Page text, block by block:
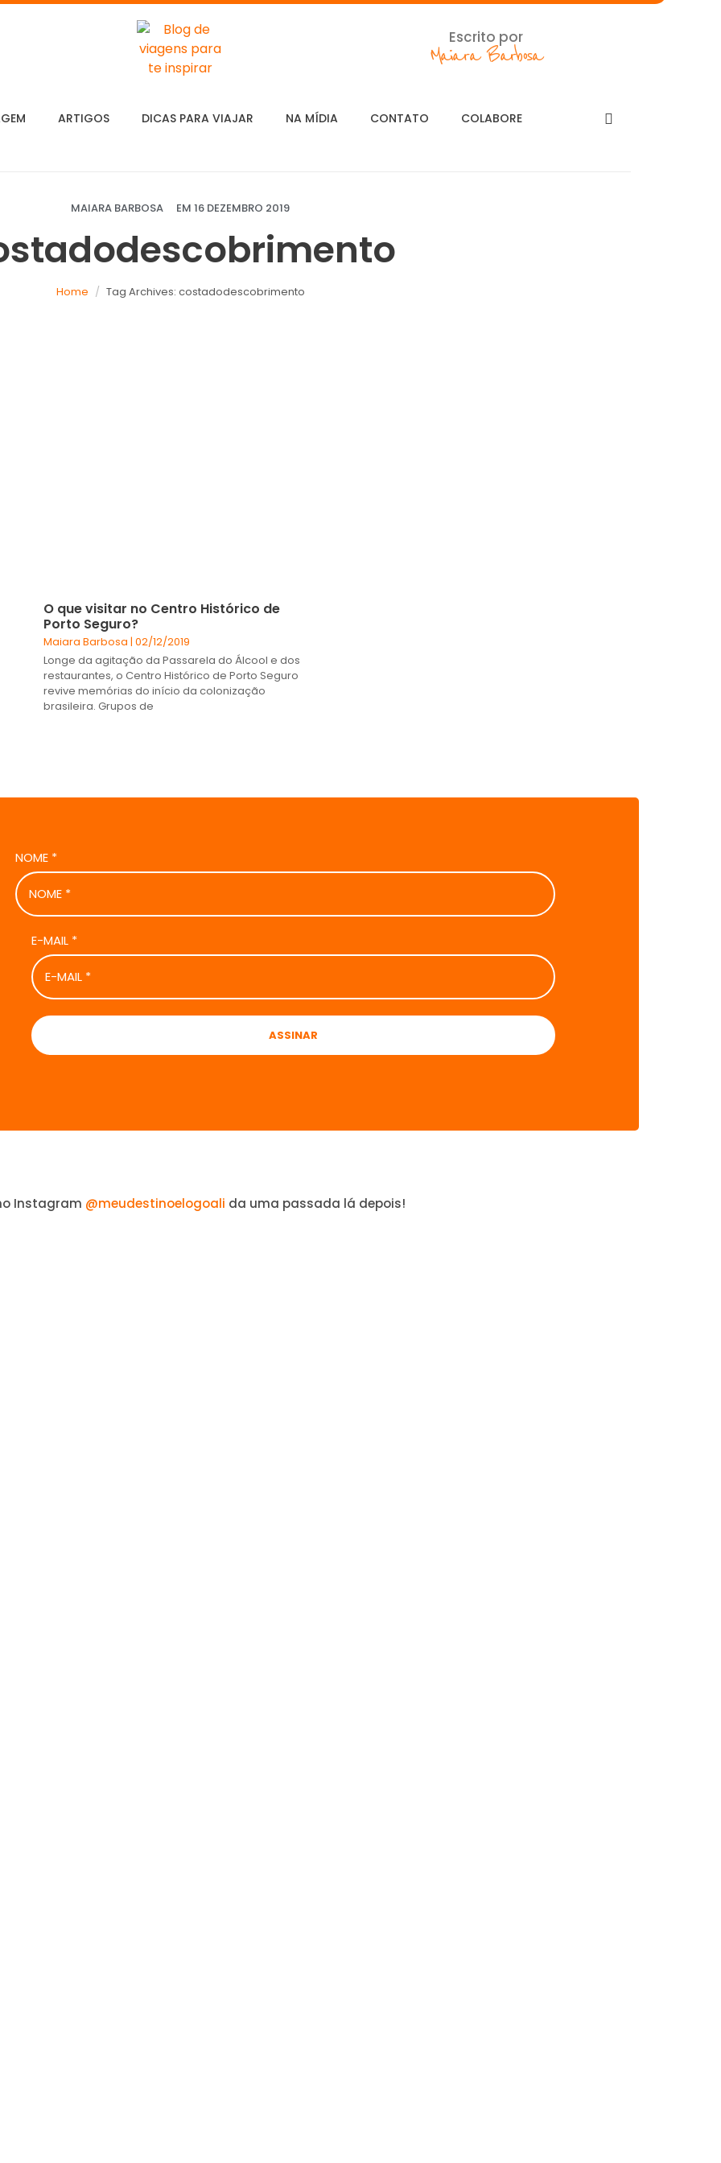
Escrito por
Maiara Barbosa
ARTIGOS DICAS PARA VIAJAR NA MÍDIA CONTATO COLABORE
MAIARA BARBOSA EM 16 DEZEMBRO 2019
Home Tag Archives: costadodescobrimento
O que visitar no Centro Histórico de
Porto Seguro?
Maiara Barbosa 02/12/2019
Longe da agitação da Passarela do Álcool e dos
restaurantes, o Centro Histórico de Porto Seguro
revive memórias do início da colonização
brasileira. Grupos de
NOME *
E-MAIL *
Instagram @meudestinoelogoali da uma passada lá depois!